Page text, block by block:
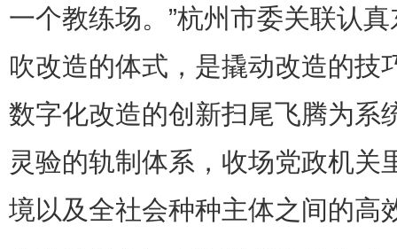
一个教练场。”杭州市委关联认
吹改造的体式，是撬动改造的技
数字化改造的创新扫尾飞腾为系
灵验的轨制体系，收场党政机关
境以及全社会种种主体之间的高